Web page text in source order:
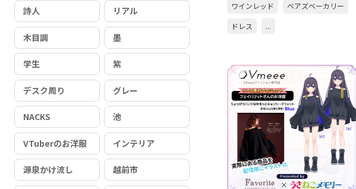
詩人 リアル
木目調 墨
学生 紫
デスク周り グレー
NACKS 池
VTuberのお洋服 インテリア
源泉かけ流し 越前市
ワインレッド
ベアズベーカリー
ドレス
...